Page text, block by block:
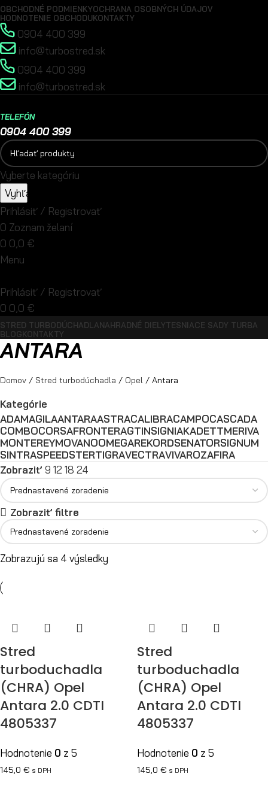
OBCHODNÉ PODMIENKYOCHRANA OSOBNÝCH ÚDAJOV
HODNOTENIE OBCHODUKONTAKTY
0904 400 399
info@turbostred.sk
0904 400 399
info@turbostred.sk
TELEFÓN
0904 400 399
Vyberte kategóriu
Vyhľadávanie
Prihlásiť / Registrovať
0 Zoznam želaní
0 0,0 €
Menu
Prihlásiť / Registrovať
0 0,0 €
STRED TURBODÚCHADLANAHRADNÉ DIELYTESNIACE SADY TURBA
BLOGKONTAKTY
ANTARA
Domov Stred turbodúchadla Opel Antara
Kategórie
ADAMAGILAANTARAASTRACALIBRACAMPOCASCADA
COMBOCORSAFRONTERAGTINSIGNIAKADETTMERIVA
MONTEREYMOVANOOMEGAREKORDSENATORSIGNUM
SINTRASPEEDSTERTIGRAVECTRAVIVAROZAFIRA
Zobraziť 9 12 18 24
Zobraziť filtre
Zobrazujú sa 4 výsledky
Stred
turboduchadla
(CHRA) Opel
Antara 2.0 CDTI
4805337
Hodnotenie 0 z 5
145,0 € s DPH
Stred
turboduchadla
(CHRA) Opel
Antara 2.0 CDTI
4805337
Hodnotenie 0 z 5
145,0 € s DPH